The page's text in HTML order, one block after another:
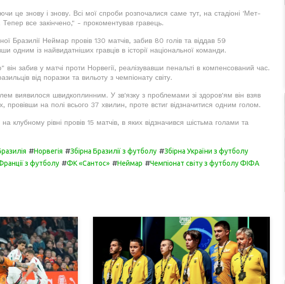
це знову і знову. Всі мої спроби розпочалися саме тут, на стадіоні 'Мет-
все закінчено," - прокоментував гравець.
Бразилії Неймар провів 130 матчів, забив 80 голів та віддав 59
одним із найвидатніших гравців в історії національної команди.
він забив у матчі проти Норвегії, реалізувавши пенальті в компенсований час.
від поразки та вильоту з чемпіонату світу.
виявилося швидкоплинним. У зв'язку з проблемами зі здоров'ям він взяв
провівши на полі всього 37 хвилин, проте встиг відзначитися одним голом.
клубному рівні провів 15 матчів, в яких відзначився шістьма голами та
#Норвегія #Збірна Бразилії з футболу #Збірна України з футболу
з футболу #ФК «Сантос» #Неймар #Чемпіонат світу з футболу ФІФА